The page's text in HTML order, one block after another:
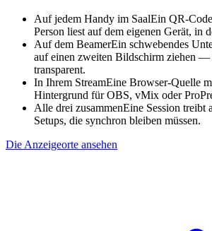
Auf jedem Handy im SaalEin QR-
Person liest auf dem eigenen Gerät, in
Auf dem BeamerEin schwebendes
auf einen zweiten Bildschirm ziehen —
transparent.
In Ihrem StreamEine Browser-Quelle
Hintergrund für OBS, vMix oder
Alle drei zusammenEine Session treibt
Setups, die synchron bleiben müssen.
Die Anzeigeorte ansehen